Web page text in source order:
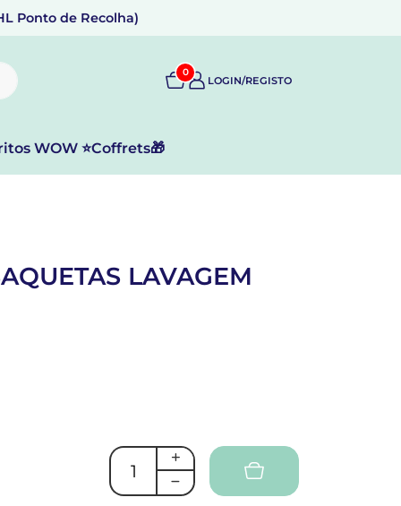
Ponto de Recolha)
0
LOGIN/REGISTO
WOW ⭐Coffrets🎁
LAVAGEM